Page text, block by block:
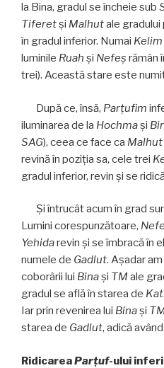
la Bina, gradul se încheie sub
Tiferetși Malhutale
în gradul inferior. Numai Kelim
luminile Ruah și Nefeş rămân
trei). Această stare este
După ce, însă, Parţufim
iluminarea de la Hochmași
SAG), ceea ce face ca Malhut
revină în poziția sa, cele trei
gradul inferior, revin şi se
Şi întrucât acum în grad
Lumini corespunzătoare,
Yehidarevin şi se îmbracă în
numele de Gadlut. Aşadar
coborârii lui Binaşi TM ale
gradul se află în starea de
Iar prin revenirea lui Binaşi
starea de Gadlut, adică
RidicareaParţuf-ului